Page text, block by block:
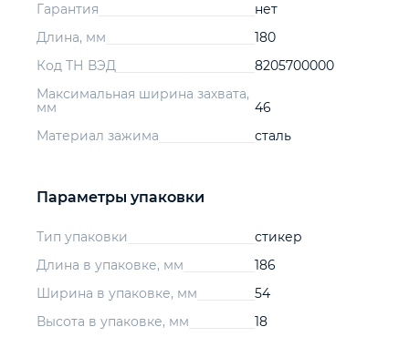
Гарантия
нет
Длина, мм
180
Код ТН ВЭД
8205700000
Максимальная ширина захвата,
мм
46
Материал зажима
сталь
Параметры упаковки
Тип упаковки
стикер
Длина в упаковке, мм
186
Ширина в упаковке, мм
54
Высота в упаковке, мм
18